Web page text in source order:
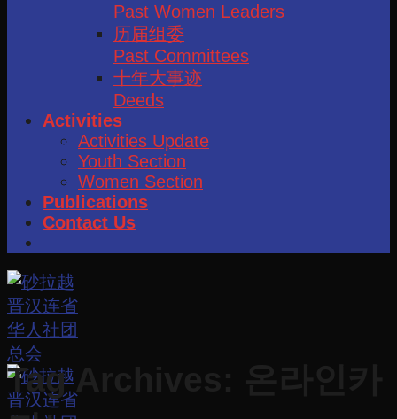
Past Women Leaders
历届组委
Past Committees
十年大事迹
Deeds
Activities
Activities Update
Youth Section
Women Section
Publications
Contact Us
Tag Archives: